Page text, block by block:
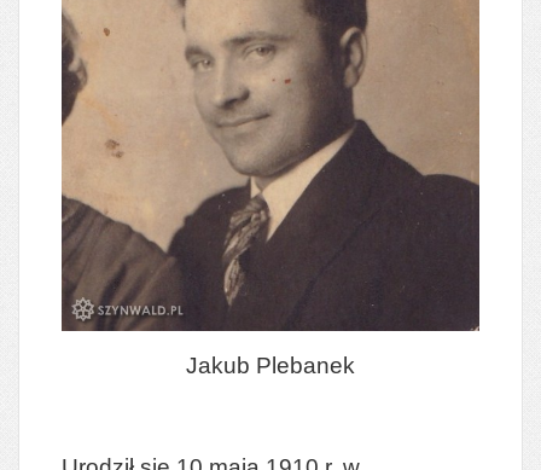
Jakub Plebanek